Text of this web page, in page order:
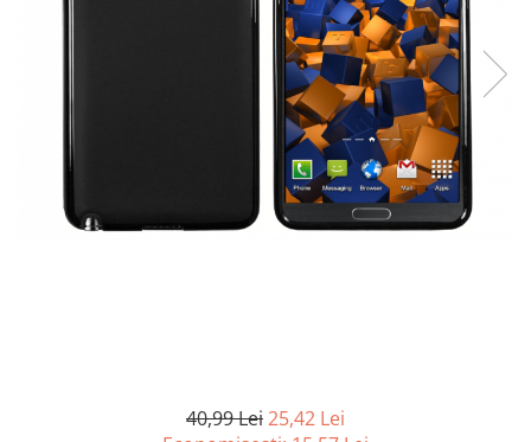
Hobby-uri creative
Kit-uri automatizari porti si usi
Mobila dormitor
Mobila Living & Dining
40,99 Lei25,42 Lei